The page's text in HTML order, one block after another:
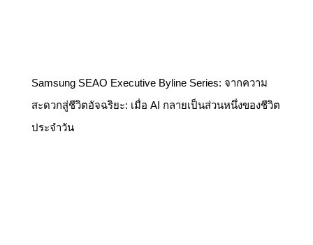
Samsung SEAO Executive Byline Series: จากความ
สะดวกสู่ชีวิตอัจฉริยะ: เมื่อ AI กลายเป็นส่วนหนึ่งของชีวิต
ประจำวัน